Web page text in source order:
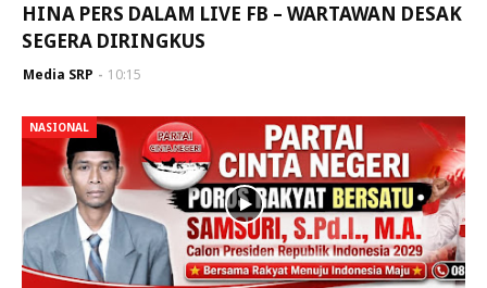
HINA PERS DALAM LIVE FB – WARTAWAN DESAK
SEGERA DIRINGKUS
Media SRP 10:15
NASIONAL